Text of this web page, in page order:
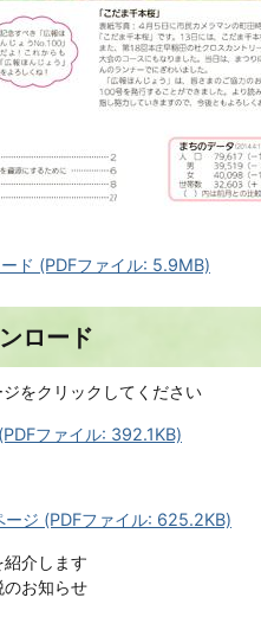
ド (PDFファイル: 5.9MB)
ロード
をクリックしてください
ファイル: 392.1KB)
ージ (PDFファイル: 625.2KB)
介します
お知らせ